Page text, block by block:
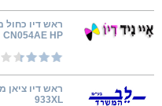
CN054AE HP
933XL